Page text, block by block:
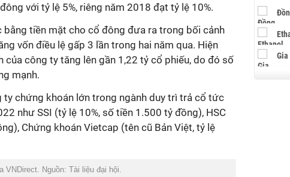
với tỷ lệ 5%, riêng năm 2018 đạt tỷ lệ 10%.
bằng tiền mặt cho cổ đông đưa ra trong bối cảnh
vốn điều lệ gấp 3 lần trong hai năm qua. Hiện
của công ty tăng lên gần 1,22 tỷ cổ phiếu, do đó số
mạnh.
ty chứng khoán lớn trong ngành duy trì trả cổ tức
như SSI (tỷ lệ 10%, số tiền 1.500 tỷ đồng), HSC
Chứng khoán Vietcap (tên cũ Bản Việt, tỷ lệ
VNDirect. Nguồn: Tài liệu đại hội.
Gia